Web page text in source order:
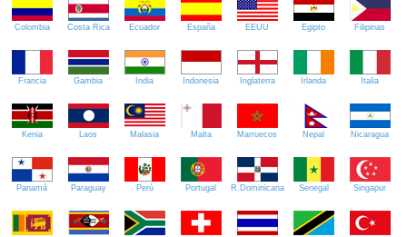
Colombia Costa Rica Ecuador España EEUU Egipto Filipinas
Francia Gambia India Indonesia Inglaterra Irlanda Italia
Kenia Laos Malasia Malta Marruecos Nepal Nicaragua
Panamá Paraguay Perú Portugal R.Dominicana Senegal Singapur